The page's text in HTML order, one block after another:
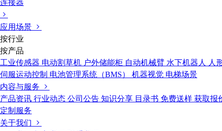
连接器
应用场景
按行业
按产品
工业传感器 电动割草机 户外储能柜 自动机械臂 水下机器人
人
伺服运动控制 电池管理系统（BMS） 机器视觉 电梯场景
内容与服务
产品资讯 行业动态 公司公告 知识分享 目录书 免费送样 获取报
定制服务
关于我们